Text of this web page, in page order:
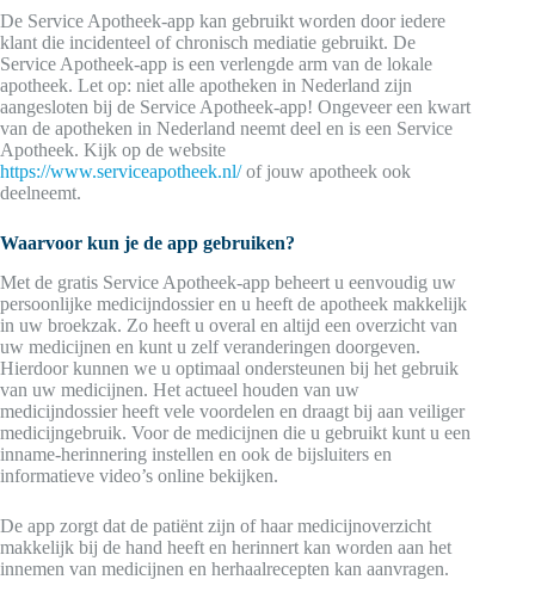
De Service Apotheek-app kan gebruikt worden door iedere
klant die incidenteel of chronisch mediatie gebruikt. De
Service Apotheek-app is een verlengde arm van de lokale
apotheek. Let op: niet alle apotheken in Nederland zijn
aangesloten bij de Service Apotheek-app! Ongeveer een kwart
van de apotheken in Nederland neemt deel en is een Service
Apotheek. Kijk op de website
https://www.serviceapotheek.nl/of jouw apotheek ook
deelneemt.
Waarvoor kun je de app gebruiken?
Met de gratis Service Apotheek-app beheert u eenvoudig uw
persoonlijke medicijndossier en u heeft de apotheek makkelijk
in uw broekzak. Zo heeft u overal en altijd een overzicht van
uw medicijnen en kunt u zelf veranderingen doorgeven.
Hierdoor kunnen we u optimaal ondersteunen bij het gebruik
van uw medicijnen. Het actueel houden van uw
medicijndossier heeft vele voordelen en draagt bij aan veiliger
medicijngebruik. Voor de medicijnen die u gebruikt kunt u een
inname-herinnering instellen en ook de bijsluiters en
informatieve video’s online bekijken.
De app zorgt dat de patiënt zijn of haar medicijnoverzicht
makkelijk bij de hand heeft en herinnert kan worden aan het
innemen van medicijnen en herhaalrecepten kan aanvragen.